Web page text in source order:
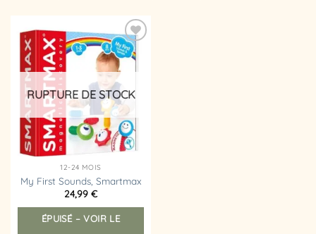
Ajouter
à la
liste
d’envies
RUPTURE DE STOCK
12-24 MOIS
My First Sounds, Smartmax
24,99 €
ÉPUISÉ – VOIR LE